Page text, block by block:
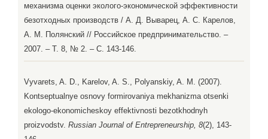
механизма оценки эколого-экономической эффективности
безотходных производств / А. Д. Выварец, А. С. Карелов,
А. М. Полянский // Российское предпринимательство. –
2007. – Т. 8, № 2. – С. 143-146.
Vyvarets, A. D., Karelov, A. S., Polyanskiy, A. M. (2007).
Kontseptualnye osnovy formirovaniya mekhanizma otsenki
ekologo-ekonomicheskoy effektivnosti bezotkhodnyh
proizvodstv. Russian Journal of Entrepreneurship, 8(2), 143-